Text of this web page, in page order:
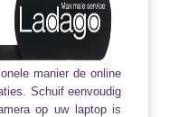
manier de online
Schuif eenvoudig
op uw laptop is